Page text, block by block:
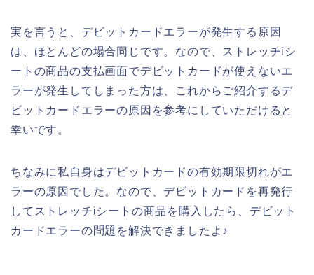
実を言うと、デビットカードエラーが発生する原因
は、ほとんどの場合同じです。なので、ストレッチiシ
ートの商品の支払画面でデビットカードが使えないエ
ラーが発生してしまった方は、これからご紹介するデ
ビットカードエラーの原因を参考にしていただけると
幸いです。
ちなみに私自身はデビットカードの有効期限切れがエ
ラーの原因でした。なので、デビットカードを再発行
してストレッチiシートの商品を購入したら、デビット
カードエラーの問題を解決できましたよ♪